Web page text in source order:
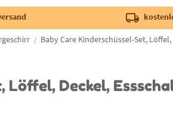
Baby Care Kinderschüssel-Set,
Löffel, Deckel,